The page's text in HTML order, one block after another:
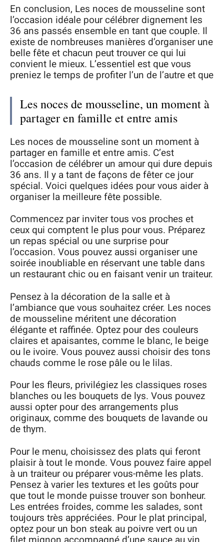
En conclusion, Les noces de mousseline sont
l’occasion idéale pour célébrer dignement les
36 ans passés ensemble en tant que couple. Il
existe de nombreuses manières d’organiser une
belle fête et chacun peut trouver ce qui lui
convient le mieux. L’essentiel est que vous
preniez le temps de profiter l’un de l’autre et que
Les noces de mousseline, un moment à
partager en famille et entre amis
Les noces de mousseline sont un moment à
partager en famille et entre amis. C’est
l’occasion de célébrer un amour qui dure depuis
36 ans. Il y a tant de façons de fêter ce jour
spécial. Voici quelques idées pour vous aider à
organiser la meilleure fête possible.
Commencez par inviter tous vos proches et
ceux qui comptent le plus pour vous. Préparez
un repas spécial ou une surprise pour
l’occasion. Vous pouvez aussi organiser une
soirée inoubliable en réservant une table dans
un restaurant chic ou en faisant venir un traiteur.
Pensez à la décoration de la salle et à
l’ambiance que vous souhaitez créer. Les noces
de mousseline méritent une décoration
élégante et raffinée. Optez pour des couleurs
claires et apaisantes, comme le blanc, le beige
ou le ivoire. Vous pouvez aussi choisir des tons
chauds comme le rose pâle ou le lilas.
Pour les fleurs, privilégiez les classiques roses
blanches ou les bouquets de lys. Vous pouvez
aussi opter pour des arrangements plus
originaux, comme des bouquets de lavande ou
de thym.
Pour le menu, choisissez des plats qui feront
plaisir à tout le monde. Vous pouvez faire appel
à un traiteur ou préparer vous-même les plats.
Pensez à varier les textures et les goûts pour
que tout le monde puisse trouver son bonheur.
Les entrées froides, comme les salades, sont
toujours très appréciées. Pour le plat principal,
optez pour un bon steak au poivre vert ou un